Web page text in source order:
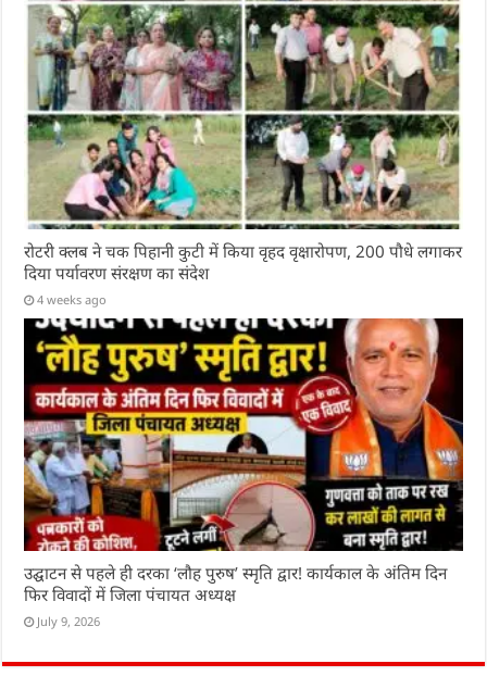
रोटरी क्लब ने चक पिहानी कुटी में किया वृहद वृक्षारोपण, 200 पौधे लगाकर
दिया पर्यावरण संरक्षण का संदेश
4 weeks ago
उद्घाटन से पहले ही दरका ‘लौह पुरुष’ स्मृति द्वार! कार्यकाल के अंतिम दिन
फिर विवादों में जिला पंचायत अध्यक्ष
July 9, 2026